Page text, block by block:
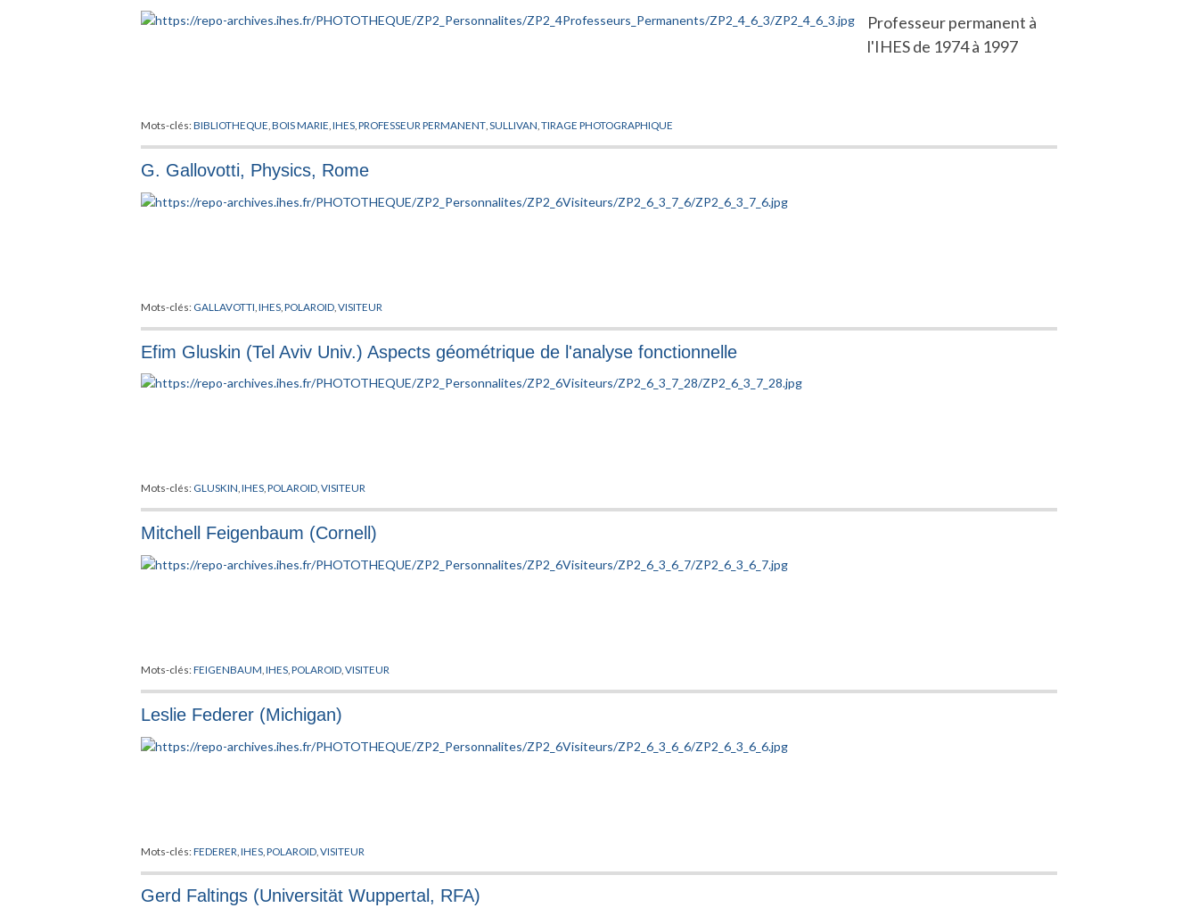
Professeur permanent à
l'IHES de 1974 à 1997
Mots-clés:BIBLIOTHEQUE ,BOIS MARIE ,IHES ,PROFESSEUR PERMANENT ,SULLIVAN ,TIRAGE PHOTOGRAPHIQUE
G. Gallovotti, Physics, Rome
Mots-clés: GALLAVOTTI ,IHES ,POLAROID ,VISITEUR
Efim Gluskin (Tel Aviv Univ.) Aspects géométrique de l'analyse fonctionnelle
Mots-clés: GLUSKIN ,IHES ,POLAROID ,VISITEUR
Mitchell Feigenbaum (Cornell)
Mots-clés:FEIGENBAUM ,IHES ,POLAROID ,VISITEUR
Leslie Federer (Michigan)
Mots-clés:FEDERER ,IHES ,POLAROID ,VISITEUR
Gerd Faltings (Universität Wuppertal, RFA)